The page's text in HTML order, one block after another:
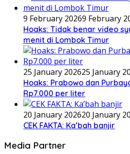
9 February 20269 February
Hoaks: Tidak benar video
menit di Lombok Timur
25 January 202625 January
Hoaks: Prabowo dan
Rp7.000 per liter
20 January 202620 January
CEK FAKTA: Ka’bah banjir
Media Partner